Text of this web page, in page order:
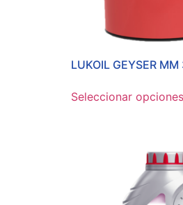
LUKOIL GEYSER MM
Seleccionar opciones